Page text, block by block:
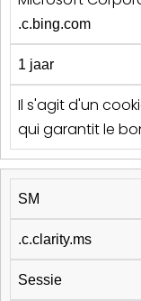
.c.bing.com
1 jaar
Il s'agit d'un
qui garantit le
SM
.c.clarity.ms
Sessie